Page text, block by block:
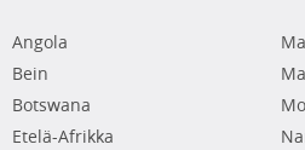
Angola
Bein
Botswana
Etelä-Afrikka